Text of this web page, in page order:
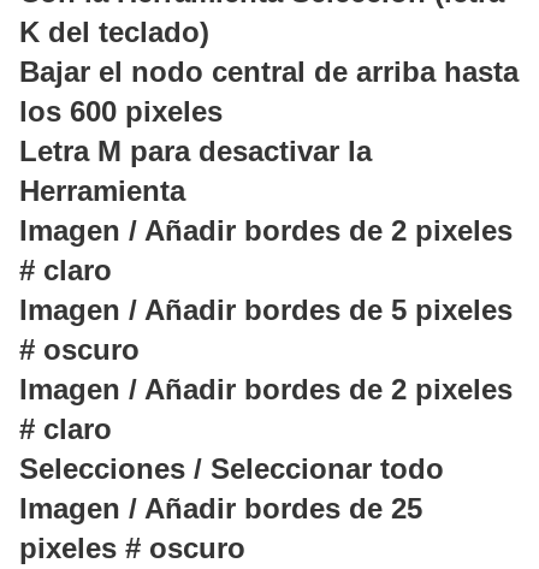
K del teclado)
Bajar el nodo central de arriba hasta
los 600 pixeles
Letra M para desactivar la
Herramienta
Imagen / Añadir bordes de 2 pixeles
# claro
Imagen / Añadir bordes de 5 pixeles
# oscuro
Imagen / Añadir bordes de 2 pixeles
# claro
Selecciones / Seleccionar todo
Imagen / Añadir bordes de 25
pixeles # oscuro